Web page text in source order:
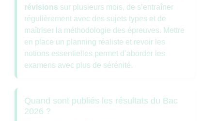
révisions sur plusieurs mois, de s’entraîner
régulièrement avec des sujets types et de
maîtriser la méthodologie des épreuves. Mettre
en place un planning réaliste et revoir les
notions essentielles permet d’aborder les
examens avec plus de sérénité.
Quand sont publiés les résultats du Bac
2026 ?